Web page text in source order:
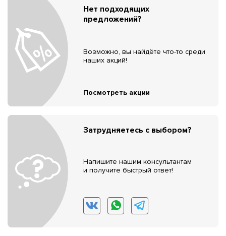
Нет подходящих
предложений?
Возможно, вы найдёте что-то среди
наших акций!
Посмотреть акции
Затрудняетесь с выбором?
Напишите нашим консультантам
и получите быстрый ответ!